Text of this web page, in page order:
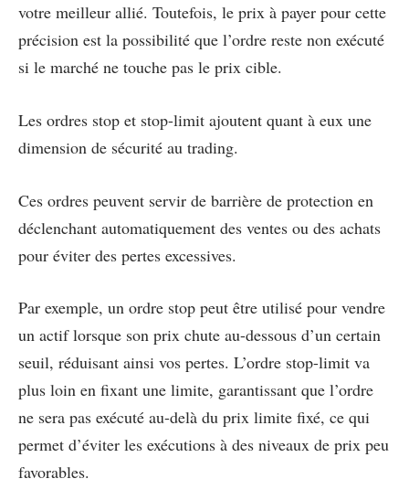
votre meilleur allié. Toutefois, le prix à payer pour cette
précision est la possibilité que l’ordre reste non exécuté
si le marché ne touche pas le prix cible.
Les ordres stop et stop-limit ajoutent quant à eux une
dimension de sécurité au trading.
Ces ordres peuvent servir de barrière de protection en
déclenchant automatiquement des ventes ou des achats
pour éviter des pertes excessives.
Par exemple, un ordre stop peut être utilisé pour vendre
un actif lorsque son prix chute au-dessous d’un certain
seuil, réduisant ainsi vos pertes. L’ordre stop-limit va
plus loin en fixant une limite, garantissant que l’ordre
ne sera pas exécuté au-delà du prix limite fixé, ce qui
permet d’éviter les exécutions à des niveaux de prix peu
favorables.